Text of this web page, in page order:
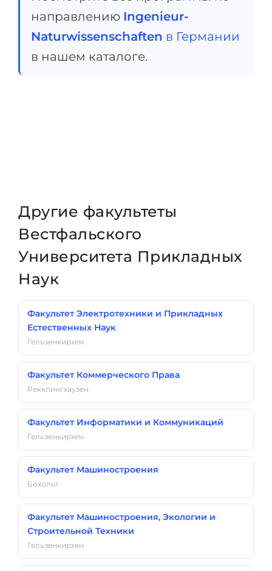
Наши студенты успешно поступают
Беларусь
Другая страна
ЗАПИСАТЬСЯ НА КОНСУЛЬТАЦИЮ
направлению Ingenieur-
Naturwissenschaften в Германии
в нашем каталоге.
Другие факультеты
Вестфальского
Университета Прикладных
Наук
Факультет Электротехники и Прикладных
Естественных Наук
Гельзенкирхен
Факультет Коммерческого Права
Рекклингхаузен
Факультет Информатики и Коммуникаций
Гельзенкирхен
Факультет Машиностроения
Бохольт
Факультет Машиностроения, Экологии и
Строительной Техники
Гельзенкирхен